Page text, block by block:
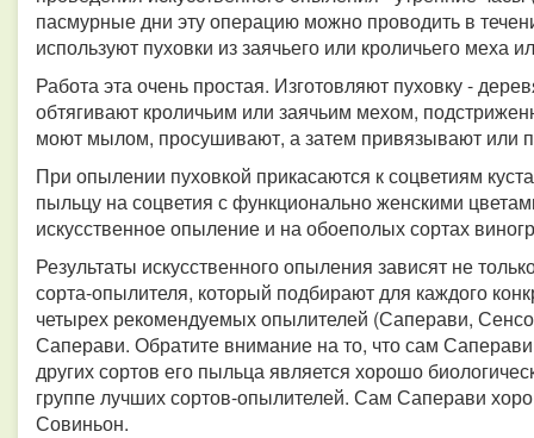
пасмурные дни эту операцию можно проводить в
используют пуховки из заячьего или кроличьего меха
Работа эта очень простая. Изготовляют пуховку -
обтягивают кроличьим или заячьим мехом,
моют мылом, просушивают, а затем привязывают или
При опылении пуховкой прикасаются к соцветиям
пыльцу на соцветия с функционально женскими
искусственное опыление и на обоеполых сортах
Результаты искусственного опыления зависят не
сорта-опылителя, который подбирают для каждого
четырех рекомендуемых опылителей (Саперави,
Саперави. Обратите внимание на то, что сам
других сортов его пыльца является хорошо
группе лучших сортов-опылителей. Сам Саперави
Совиньон.